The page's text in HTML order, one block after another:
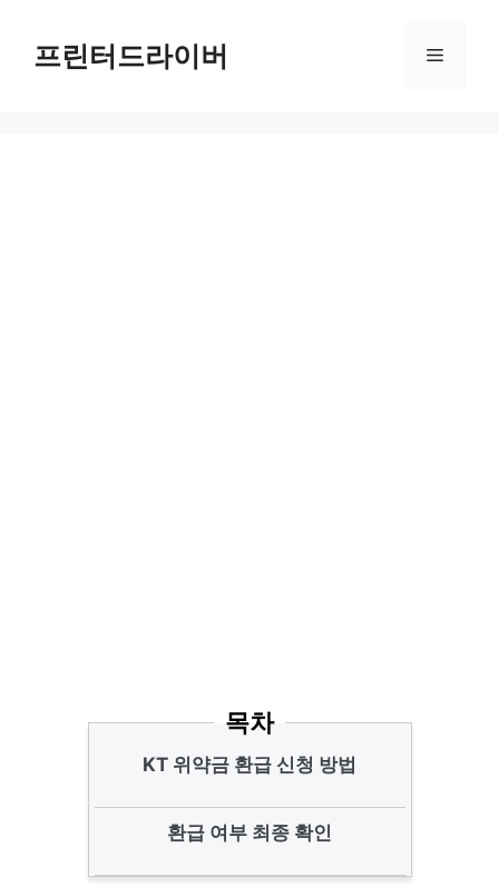
content프린터드라이버 Menu
목차
KT 위약금 환급 신청 방법
환급 여부 최종 확인